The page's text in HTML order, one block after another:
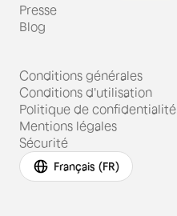
Presse
Blog
Conditions générales
Conditions d'utilisation
Politique de confidentialité
Mentions légales
Sécurité
Français (FR)